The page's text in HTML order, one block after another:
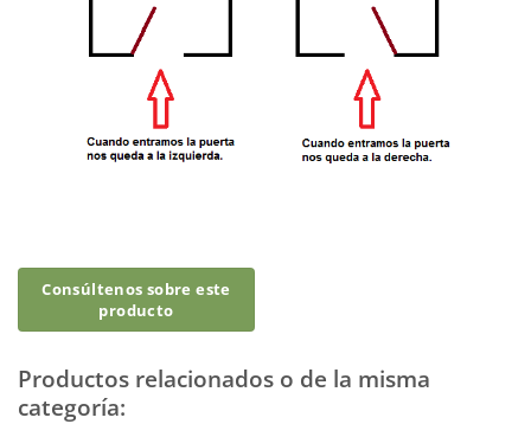
Productos relacionados o de la misma
categoría: